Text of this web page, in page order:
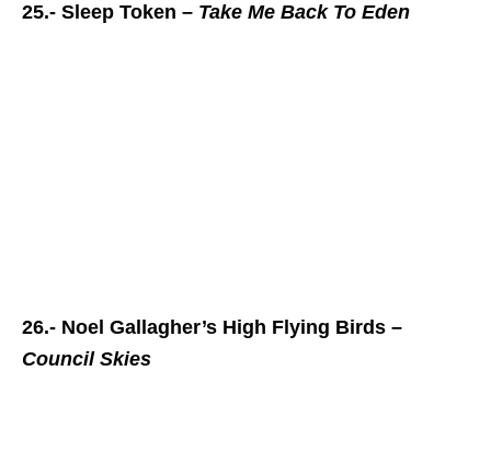
25.- Sleep Token – Take Me Back To Eden
26.- Noel Gallagher’s High Flying Birds –
Council Skies